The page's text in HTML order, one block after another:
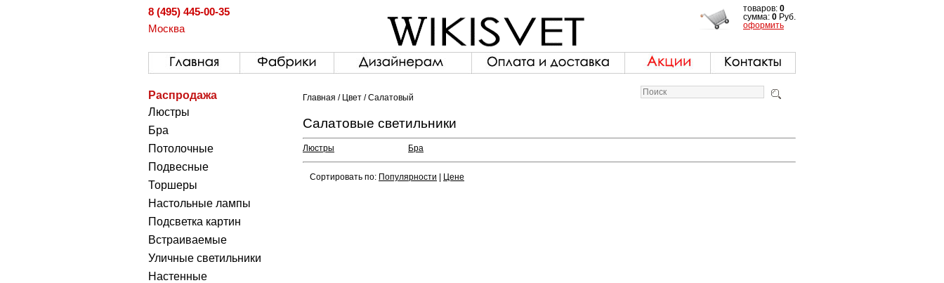
8 (495) 445-00-35
Москва
товаров: 0
сумма: 0 Руб.
оформить
Распродажа
Люстры
Бра
Потолочные
Подвесные
Торшеры
Настольные лампы
Подсветка картин
Встраиваемые
Уличные светильники
Настенные
Главная / Цвет / Салатовый
Салатовые светильники
Люстры Бра
Сортировать по: Популярности Цене